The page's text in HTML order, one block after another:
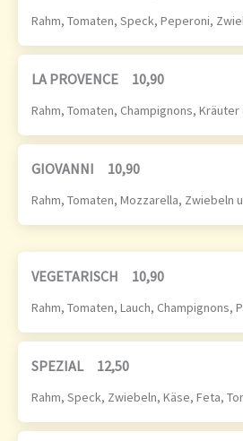
Rahm, Tomaten, Speck, Peperoni,
LA PROVENCE 10,90
Rahm, Tomaten, Champignons,
GIOVANNI 10,90
Rahm, Tomaten, Mozzarella, Zwiebeln
VEGETARISCH 10,90
Rahm, Tomaten, Lauch, Champignons,
SPEZIAL 12,50
Rahm, Speck, Zwiebeln, Käse, Feta,